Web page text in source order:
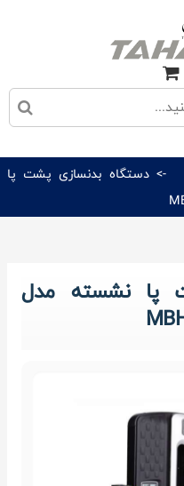
-> دستگاه بدنسازی پشت پا
پا نشسته مدل